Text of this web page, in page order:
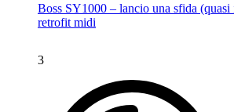
Boss SY1000 – lancio una sfida (quasi
retrofit midi
3